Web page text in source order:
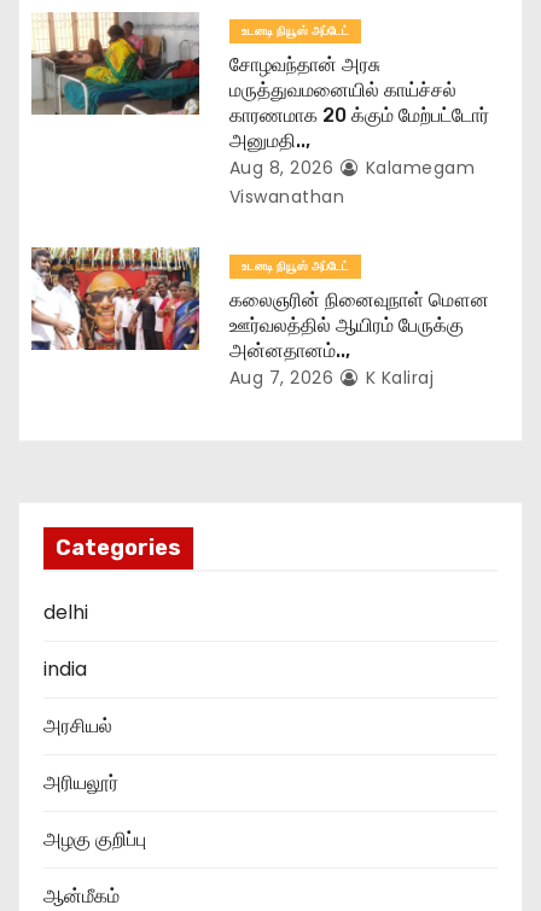
உடனடி நியூஸ் அப்டேட்
சோழவந்தான் அரசு
மருத்துவமனையில் காய்ச்சல்
காரணமாக 20 க்கும் மேற்பட்டோர்
அனுமதி..,
Aug 8, 2026
Kalamegam
Viswanathan
உடனடி நியூஸ் அப்டேட்
கலைஞரின் நினைவுநாள் மௌன
ஊர்வலத்தில் ஆயிரம் பேருக்கு
அன்னதானம்..,
Aug 7, 2026 K Kaliraj
Categories
delhi
india
அரசியல்
அரியலூர்
அழகு குறிப்பு
ஆன்மீகம்